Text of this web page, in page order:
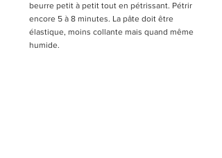
beurre petit à petit tout en pétrissant. Pétrir
encore 5 à 8 minutes. La pâte doit être
élastique, moins collante mais quand même
humide.